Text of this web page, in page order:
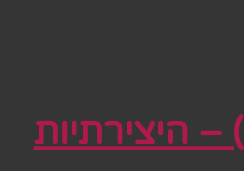
מים לפילים (Water for Elephants) – היצירתיות